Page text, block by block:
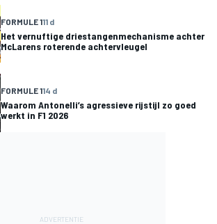
FORMULE 111 d
Het vernuftige driestangenmechanisme achter
McLarens roterende achtervleugel
FORMULE 114 d
Waarom Antonelli’s agressieve rijstijl zo goed
werkt in F1 2026